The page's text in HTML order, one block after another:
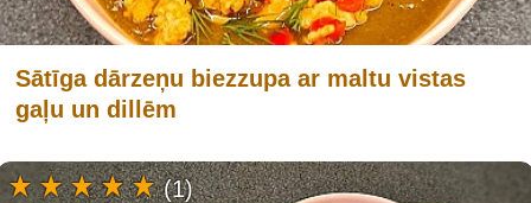
Sātīga dārzeņu biezzupa ar maltu vistas
gaļu un dillēm
(1)